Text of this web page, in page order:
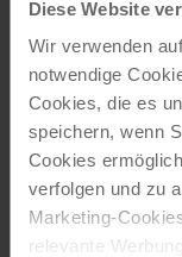
Diese Website
Wir verwenden
notwendige
Cookies, die es
speichern, wenn
Cookies
verfolgen und zu
Marketing-
relevante
Mit